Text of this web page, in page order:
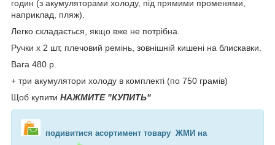
годин (з акумуляторами холоду, під прямими променями,
наприклад, пляж).
Легко складається, якщо вже не потрібна.
Ручки х 2 шт, плечовий ремінь, зовнішній кишені на блискавки.
Вага 480 р.
+ три акумулятори холоду в комплекті (по 750 грамів)
Щоб купити НАЖМИТЕ "КУПИТЬ"
подивитися асортимент товару ЖМИ на